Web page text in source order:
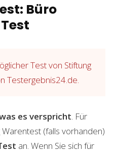
Büro
Test von Stiftung
Testergebnis24.de.
es verspricht. Für
(falls vorhanden)
an. Wenn Sie sich für